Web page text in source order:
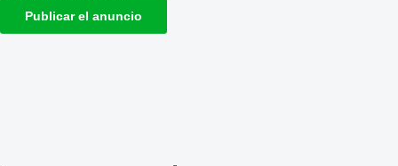
Publicar el anuncio